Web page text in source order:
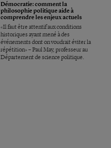
Démocratie: comment la
philosophie politique aide à
comprendre les enjeux actuels
«Il faut être attentif aux conditions
historiques ayant mené à des
événements dont on voudrait éviter la
répétition» – Paul May, professeur au
Département de science politique.